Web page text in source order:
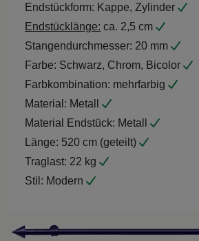
Endstückform: Kappe, Zylinder
Endstücklänge: ca. 2,5 cm
Stangendurchmesser: 20 mm
Farbe: Schwarz, Chrom, Bicolor
Farbkombination: mehrfarbig
Material: Metall
Material Endstück: Metall
Länge: 520 cm (geteilt)
Traglast: 22 kg
Stil: Modern